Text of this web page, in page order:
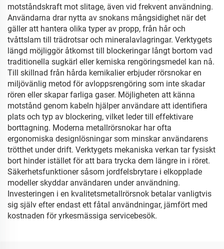
motståndskraft mot slitage, även vid frekvent användning.
Användarna drar nytta av snokans mångsidighet när det
gäller att hantera olika typer av propp, från hår och
tvåttslam till trädrotsar och mineralavlagringar. Verktygets
längd möjliggör åtkomst till blockeringar långt bortom vad
traditionella sugkärl eller kemiska rengöringsmedel kan nå.
Till skillnad från hårda kemikalier erbjuder rörsnokar en
miljövänlig metod för avloppsrengöring som inte skadar
rören eller skapar farliga gaser. Möjligheten att känna
motstånd genom kabeln hjälper användare att identifiera
plats och typ av blockering, vilket leder till effektivare
borttagning. Moderna metallrörsnokar har ofta
ergonomiska designlösningar som minskar användarens
trötthet under drift. Verktygets mekaniska verkan tar fysiskt
bort hinder istället för att bara trycka dem längre in i röret.
Säkerhetsfunktioner såsom jordfelsbrytare i elkopplade
modeller skyddar användaren under användning.
Investeringen i en kvalitetsmetallrörsnok betalar vanligtvis
sig själv efter endast ett fåtal användningar, jämfört med
kostnaden för yrkesmässiga servicebesök.